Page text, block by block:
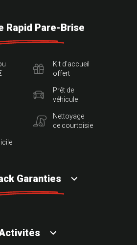
Rapid Pare-Brise
Kit d'accueil
offert
Prêt de
véhicule
Nettoyage
de courtoisie
Garanties